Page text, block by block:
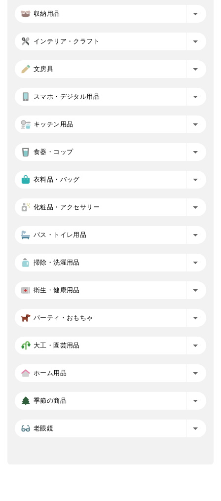
収納用品
インテリア・クラフト
文房具
スマホ・デジタル用品
キッチン用品
食器・コップ
衣料品・バッグ
化粧品・アクセサリー
バス・トイレ用品
掃除・洗濯用品
衛生・健康用品
パーティ・おもちゃ
大工・園芸用品
ホーム用品
季節の商品
老眼鏡